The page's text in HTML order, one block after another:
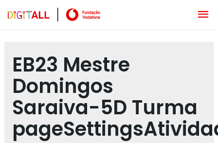
EB23 Mestre
Domingos
Saraiva-5D Turma